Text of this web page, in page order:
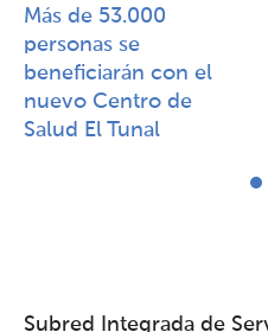
Más de 53.000
personas se
beneficiarán con el
nuevo Centro de
Salud El Tunal
Subred Integrada de